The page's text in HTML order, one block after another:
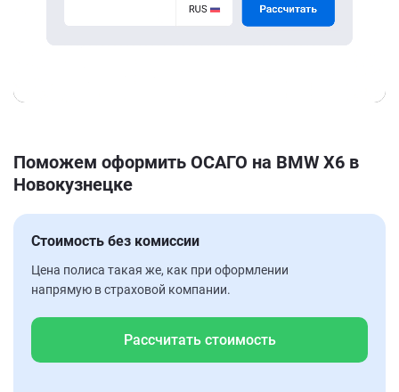
Поможем оформить ОСАГО на BMW X6 в
Новокузнецке
Стоимость без комиссии
Цена полиса такая же, как при оформлении
напрямую в страховой компании.
Рассчитать стоимость